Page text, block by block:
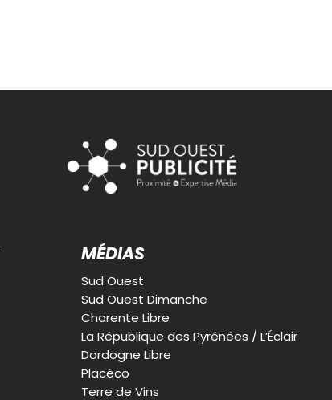
MÉDIAS
Sud Ouest
Sud Ouest Dimanche
Charente Libre
La République des Pyrénées / L’Éclair
Dordogne Libre
Placéco
Terre de Vins